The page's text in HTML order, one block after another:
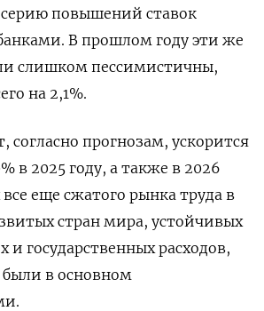
повышений ставок
В прошлом году эти же
слишком пессимистичны,
на 2,1%.
согласно прогнозам, ускорится
в 2025 году, а также в 2026
все еще сжатого рынка труда в
стран мира, устойчивых
и государственных расходов,
были в основном